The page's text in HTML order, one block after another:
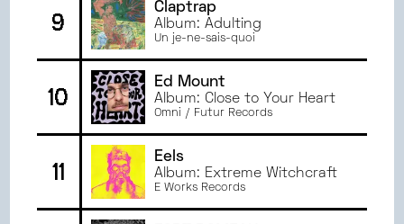
9
Claptrap
Album: Adulting
Un je-ne-sais-quoi
10
Ed Mount
Album: Close to Your Heart
Omni / Futur Records
11
Eels
Album: Extreme Witchcraft
E Works Records